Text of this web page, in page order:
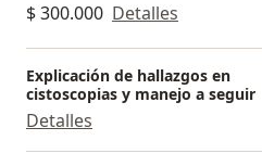
$ 300.000 Detalles
Explicación de hallazgos en
cistoscopias y manejo a seguir
Detalles